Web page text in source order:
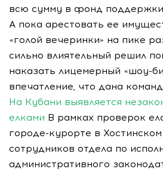
всю сумму в фонд
А пока арестовать ее
«голой вечеринки» на пике
сильно влиятельный решил
наказать лицемерный «шоу-
впечатление, что дана
На Кубани выявляется
елками В рамках проверок
городе-курорте в
сотрудников отдела по
административного